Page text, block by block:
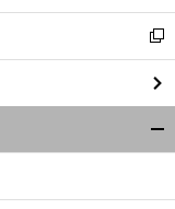
【
日
】
『
Ｗ
』
」
開
く
新
し
い
ウ
ィ
ン
ウ